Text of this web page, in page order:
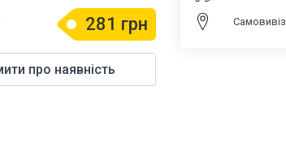
281 грн
про наявність
Cамовивіз